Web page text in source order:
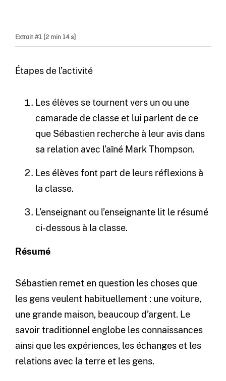
Extrait #1 (2 min 14 s)
Étapes de l’activité
Les élèves se tournent vers un ou une
camarade de classe et lui parlent de ce
que Sébastien recherche à leur avis dans
sa relation avec l’aîné Mark Thompson.
Les élèves font part de leurs réflexions à
la classe.
L’enseignant ou l’enseignante lit le résumé
ci-dessous à la classe.
Résumé
Sébastien remet en question les choses que
les gens veulent habituellement : une voiture,
une grande maison, beaucoup d’argent. Le
savoir traditionnel englobe les connaissances
ainsi que les expériences, les échanges et les
relations avec la terre et les gens.